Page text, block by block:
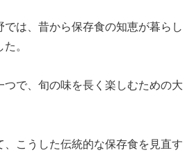
では、昔から保存食の知恵が暮らし
。
つで、旬の味を長く楽しむための大
、こうした伝統的な保存食を見直す